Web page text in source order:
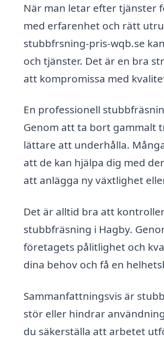
När man letar efter tjänster
med erfarenhet och rätt
stubbfrsning-pris-wqb.se
och tjänster. Det är en bra
att kompromissa med
En professionell
Genom att ta bort gammalt
lättare att underhålla.
att de kan hjälpa dig med
att anlägga ny växtlighet
Det är alltid bra att
stubbfräsning i Hagby.
företagets pålitlighet och
dina behov och få en
Sammanfattningsvis är
stör eller hindrar
du säkerställa att arbetet